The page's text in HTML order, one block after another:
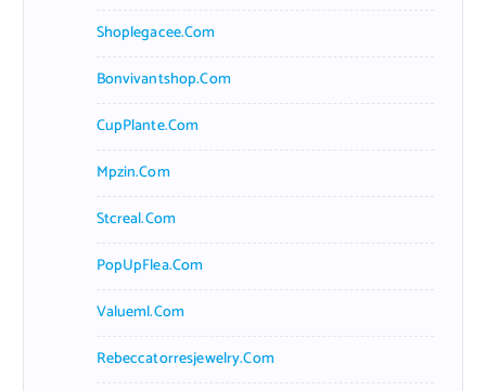
Shoplegacee.com
Bonvivantshop.com
CupPlante.com
Mpzin.com
Stcreal.com
PopUpFlea.com
Valueml.com
Rebeccatorresjewelry.com